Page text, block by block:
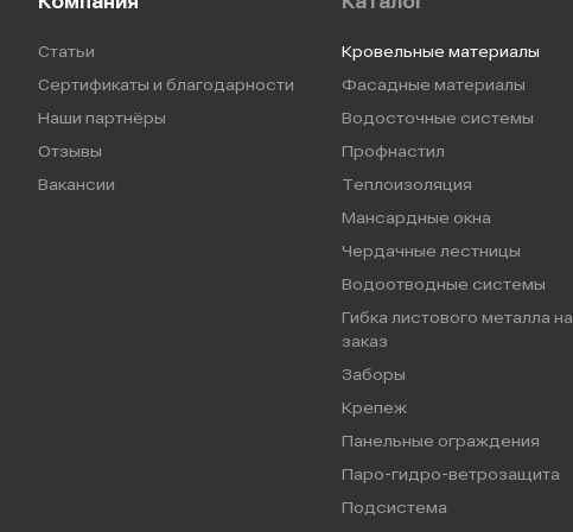
Статьи
Сертификаты и благодарности
Наши партнёры
Отзывы
Вакансии
Кровельные материалы
Фасадные материалы
Водосточные системы
Профнастил
Теплоизоляция
Мансардные окна
Чердачные лестницы
Водоотводные системы
Гибка листового металла на
заказ
Заборы
Крепеж
Панельные ограждения
Паро-гидро-ветрозащита
Подсистема